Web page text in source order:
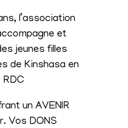
l’association
et
jeunes filles
de Kinshasa en
RDC
un AVENIR
Vos DONS